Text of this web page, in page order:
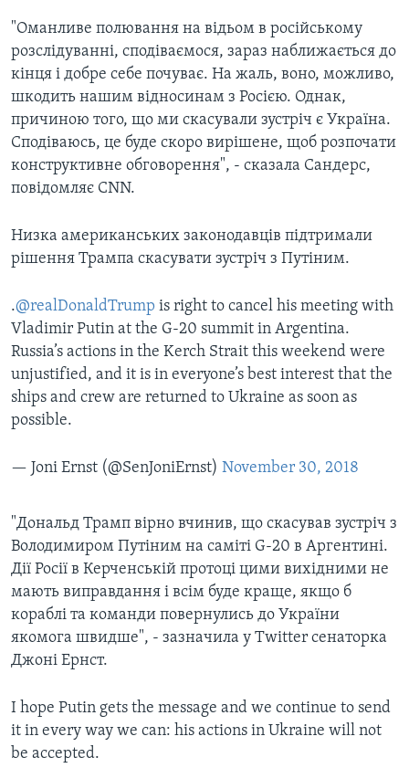
"Оманливе полювання на відьом в російському
розслідуванні, сподіваємося, зараз наближається до
кінця і добре себе почуває. На жаль, воно, можливо,
шкодить нашим відносинам з Росією. Однак,
причиною того, що ми скасували зустріч є Україна.
Сподіваюсь, це буде скоро вирішене, щоб розпочати
конструктивне обговорення", - сказала Сандерс,
повідомляє CNN.
Низка американських законодавців підтримали
рішення Трампа скасувати зустріч з Путіним.
.@realDonaldTrump is right to cancel his meeting with
Vladimir Putin at the G-20 summit in Argentina.
Russia’s actions in the Kerch Strait this weekend were
unjustified, and it is in everyone’s best interest that the
ships and crew are returned to Ukraine as soon as
possible.
— Joni Ernst (@SenJoniErnst) November 30, 2018
"Дональд Трамп вірно вчинив, що скасував зустріч з
Володимиром Путіним на саміті G-20 в Аргентині.
Дії Росії в Керченській протоці цими вихідними не
мають виправдання і всім буде краще, якщо б
кораблі та команди повернулись до України
якомога швидше", - зазначила у Twitter сенаторка
Джоні Ернст.
I hope Putin gets the message and we continue to send
it in every way we can: his actions in Ukraine will not
be accepted.